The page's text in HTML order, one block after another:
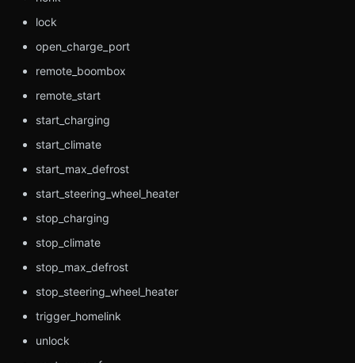
lock
open_charge_port
remote_boombox
remote_start
start_charging
start_climate
start_max_defrost
start_steering_wheel_heater
stop_charging
stop_climate
stop_max_defrost
stop_steering_wheel_heater
trigger_homelink
unlock